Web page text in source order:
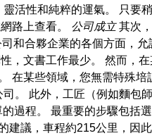
活性和純粹的運氣。 只要
路上查看。 公司成立其次
和合夥企業的各個方面，
，文書工作最少。 然而，
在某些領域，您無需特殊培
。 此外，工匠（例如麵包
過程。 最重要的步驟包括
建議，車程約215公里，因